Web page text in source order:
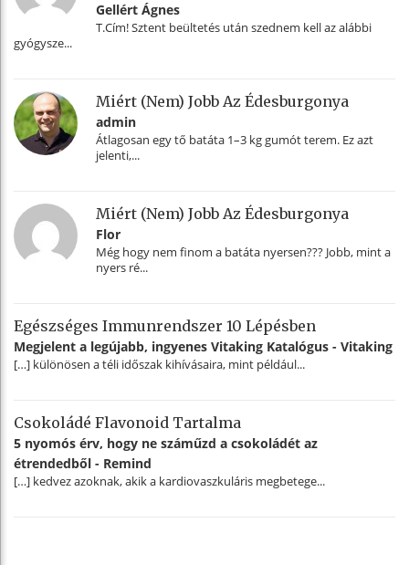
Gellért Ágnes
T.Cím! Sztent beültetés után szednem kell az alábbi
gyógysze...
Miért (nem) Jobb Az Édesburgonya
admin
Átlagosan egy tő batáta 1–3 kg gumót terem. Ez azt
jelenti,...
Miért (nem) Jobb Az Édesburgonya
Flor
Még hogy nem finom a batáta nyersen??? Jobb, mint a
nyers ré...
Egészséges Immunrendszer 10 Lépésben
Megjelent a legújabb, ingyenes Vitaking Katalógus - Vitaking
[…] különösen a téli időszak kihívásaira, mint például...
Csokoládé Flavonoid Tartalma
5 nyomós érv, hogy ne száműzd a csokoládét az
étrendedből - Remind
[…] kedvez azoknak, akik a kardiovaszkuláris megbetege...